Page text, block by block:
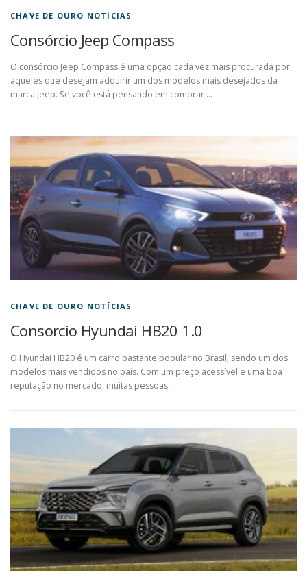
CHAVE DE OURO NOTÍCIAS
Consórcio Jeep Compass
O consórcio Jeep Compass é uma opção cada vez mais procurada por
aqueles que desejam adquirir um dos modelos mais desejados da
marca Jeep. Se você está pensando em comprar …
CHAVE DE OURO NOTÍCIAS
Consorcio Hyundai HB20 1.0
O Hyundai HB20 é um carro bastante popular no Brasil, sendo um dos
modelos mais vendidos no país. Com um preço acessível e uma boa
reputação no mercado, muitas pessoas …